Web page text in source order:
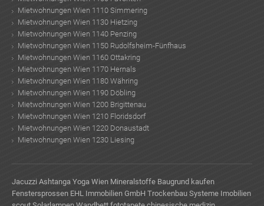
Mietwohnungen Wien 1110 Simmering
Mietwohnungen Wien 1130 Hietzing
Mietwohnungen Wien 1140 Penzing
Mietwohnungen Wien 1150 Rudolfsheim-Fünfhaus
Mietwohnungen Wien 1160 Ottakring
Mietwohnungen Wien 1170 Hernals
Mietwohnungen Wien 1180 Währing
Mietwohnungen Wien 1190 Döbling
Mietwohnungen Wien 1200 Brigittenau
Mietwohnungen Wien 1210 Floridsdorf
Mietwohnungen Wien 1220 Donaustadt
Mietwohnungen Wien 1230 Liesing
Jacuzzi Ashtanga Yoga Wien Mineralstoffe Baugrund kaufen
Fenstersprossen EHL Immobilien GmbH Trockenbau Systeme Imobilien